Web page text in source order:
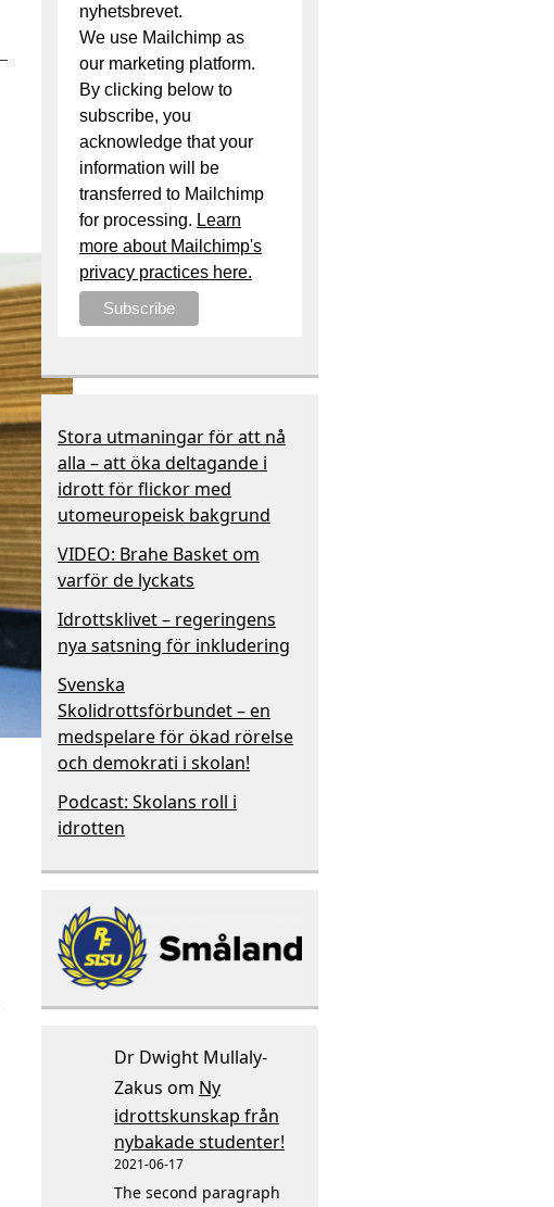
nyhetsbrevet.
We use Mailchimp as
our marketing platform.
By clicking below to
subscribe, you
acknowledge that your
information will be
transferred to Mailchimp
for processing. Learn
more about Mailchimp's
privacy practices here.
Stora utmaningar för att nå
alla – att öka deltagande i
idrott för flickor med
utomeuropeisk bakgrund
VIDEO: Brahe Basket om
varför de lyckats
Idrottsklivet – regeringens
nya satsning för inkludering
Svenska
Skolidrottsförbundet – en
medspelare för ökad rörelse
och demokrati i skolan!
Podcast: Skolans roll i
idrotten
Dr Dwight Mullaly-
Zakus om Ny
idrottskunskap från
nybakade studenter!
2021-06-17
The second paragraph